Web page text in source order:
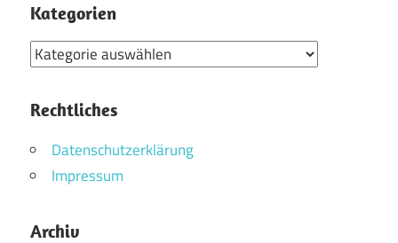
Kategorien
Kategorien
Rechtliches
Datenschutzerklärung
Impressum
Archiv